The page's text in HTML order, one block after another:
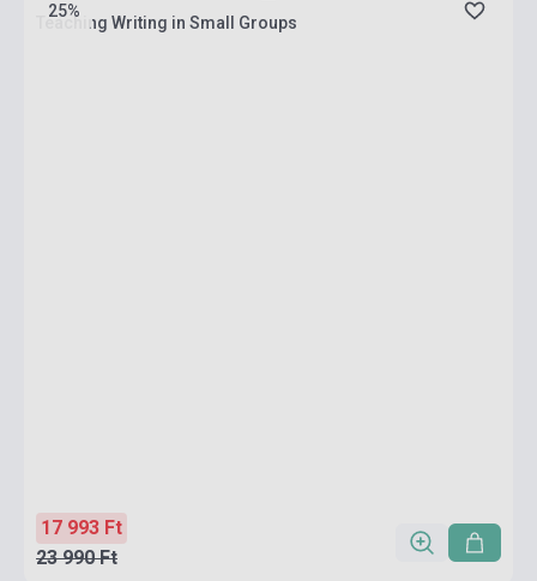
25%
Teaching Writing in Small Groups
17 993 Ft
23 990 Ft